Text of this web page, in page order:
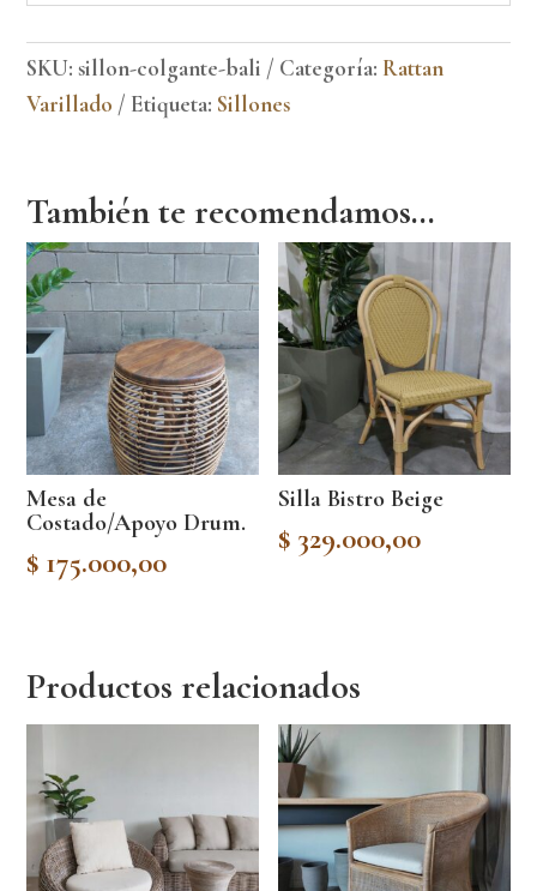
SKU:sillon-colgante-bali Categoría: Rattan
Varillado
Etiqueta: Sillones
También te recomendamos…
Mesa de
Costado/Apoyo Drum.
$ 175.000,00
Silla Bistro Beige
$ 329.000,00
Productos relacionados